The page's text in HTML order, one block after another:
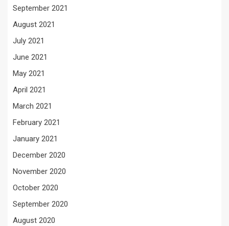
September 2021
August 2021
July 2021
June 2021
May 2021
April 2021
March 2021
February 2021
January 2021
December 2020
November 2020
October 2020
September 2020
August 2020